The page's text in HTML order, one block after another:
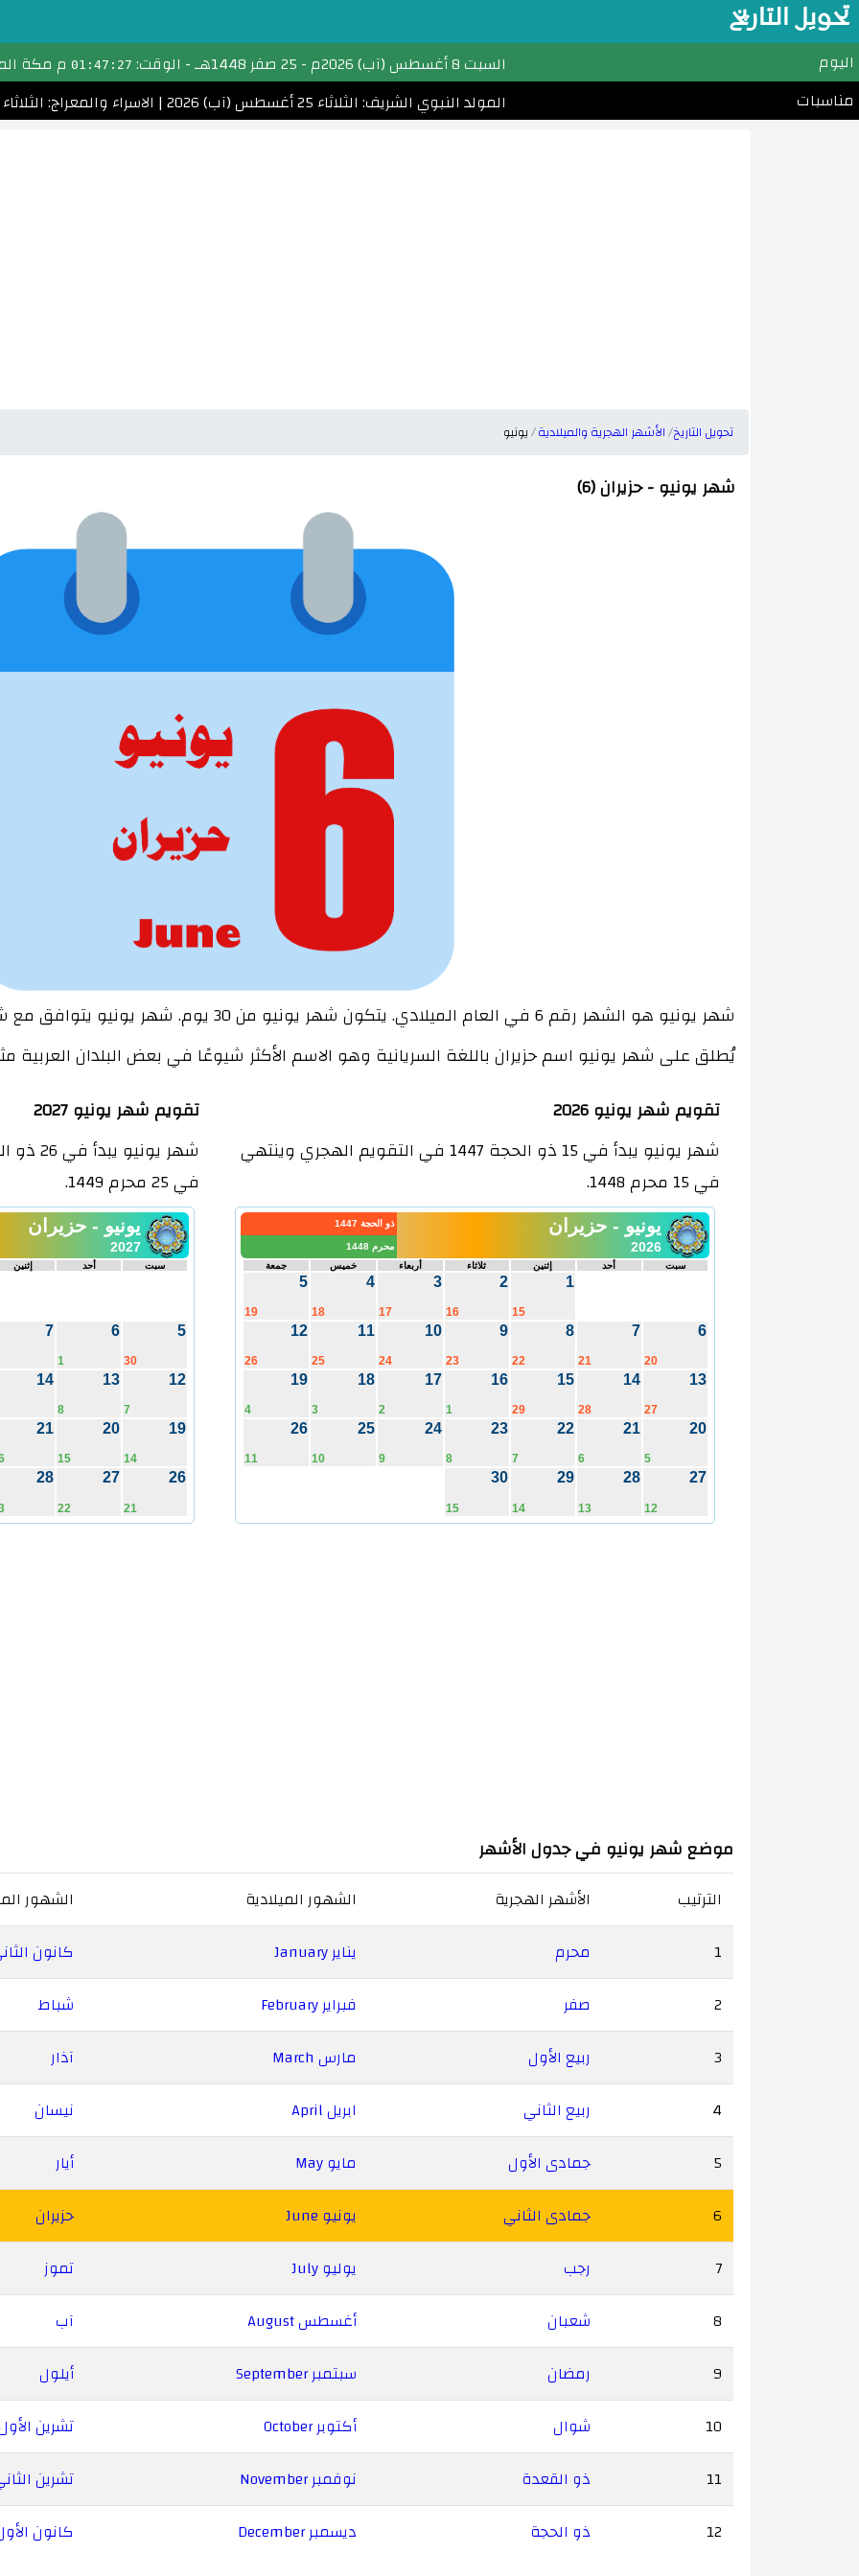
تحويل التاريخ
تحويل التاريخ
التقويم الهجري
اليوم السبت 8 أغسطس (آب) 2026م - 25 صفر 1448هـ - الوقت: 01:47:28م مكة
مناسبات
المولد النبوي الشريف: الثلاثاء 25 أغسطس (آب) 2026 | الاسراء والمعراج: الثلاثاء 5 يناير (كانون الثاني) 2027
تحويل التاريخ الأشهر الهجرية والميلادية يونيو
شهر يونيو - حزيران (6)
شهر يونيو هو الشهر رقم 6 في العام الميلادي. يتكون شهر يونيو من 30 يوم. شهر يونيو يتوافق مع شهر جمادى الثاني (6) في التقويم الهجري.
يُطلق على شهر يونيو اسم حزيران باللغة السريانية وهو الاسم الأكثر شيوعًا في بعض البلدان العربية
تقويم شهر يونيو 2026
شهر يونيو يبدأ في 15 ذو الحجة 1447 في التقويم الهجري وينتهي
في 15 محرم 1448.
يونيو - حزيران
2026
ذو الحجة 1447
محرم 1448
سبت
أحد إثنين ثلاثاء أربعاء خميس جمعة
1
15
2
16
3
17
4
18
5
19
6
20
7
21
8
22
9
23
10
24
11
25
12
26
13
27
14
28
15
29
16
1
17
2
18
3
19
4
20
5
21
6
22
7
23
8
24
9
25
10
26
11
27
12
28
13
29
14
30
15
تقويم شهر يونيو 2027
في 25 محرم 1449.
يونيو - حزيران
2027
سبت أحد إثنين
5
30
6
1
7
12
7
13
8
14
19
14
20
15
21
26
21
27
22
28
موضع شهر يونيو في جدول الأشهر
الترتيب الأشهر الهجرية الشهور الميلادية
الشهور
1
محرم يناير January
كانون
2
صفر فبراير February
شباط
3
ربيع الأول مارس March
آذار
4
ربيع الثاني ابريل April
نيسان
5
جمادى الأول مايو May
أيار
6
جمادى الثاني يونيو June
حزيران
7
رجب يوليو July
تموز
8
شعبان أغسطس August
آب
9
رمضان سبتمبر September
أيلول
10
شوال أكتوبر October
تشرين
11
ذو القعدة نوفمبر November
تشرين
12
ذو الحجة ديسمبر December كانون